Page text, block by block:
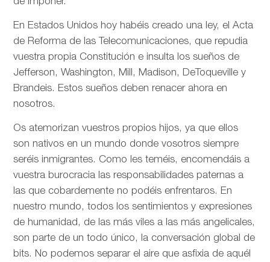
En Estados Unidos hoy habéis creado una ley, el Acta
de Reforma de las Telecomunicaciones, que repudia
vuestra propia Constitución e insulta los sueños de
Jefferson, Washington, Mill, Madison, DeToqueville y
Brandeis. Estos sueños deben renacer ahora en
nosotros.
Os atemorizan vuestros propios hijos, ya que ellos
son nativos en un mundo donde vosotros siempre
seréis inmigrantes. Como les teméis, encomendáis a
vuestra burocracia las responsabilidades paternas a
las que cobardemente no podéis enfrentaros. En
nuestro mundo, todos los sentimientos y expresiones
de humanidad, de las más viles a las más angelicales,
son parte de un todo único, la conversación global de
bits. No podemos separar el aire que asfixia de aquél